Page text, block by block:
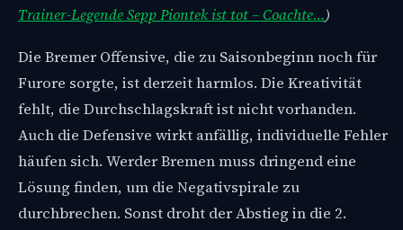
Trainer-Legende Sepp Piontek ist tot – Coachte…)
Die Bremer Offensive, die zu Saisonbeginn noch für
Furore sorgte, ist derzeit harmlos. Die Kreativität
fehlt, die Durchschlagskraft ist nicht vorhanden.
Auch die Defensive wirkt anfällig, individuelle Fehler
häufen sich. Werder Bremen muss dringend eine
Lösung finden, um die Negativspirale zu
durchbrechen. Sonst droht der Abstieg in die 2.